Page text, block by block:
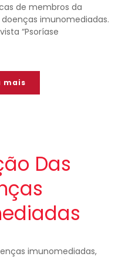
de membros da
imunomediadas.
“Psoríase
mais
Das
imunomediadas,